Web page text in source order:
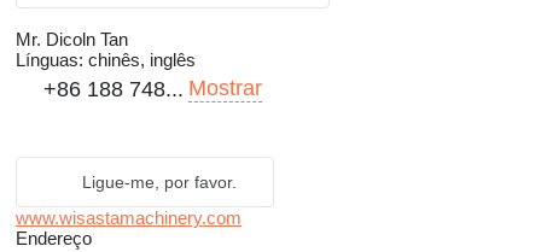
Mr. Dicoln Tan
Línguas: chinês, inglês
+86 188 748... Mostrar
Ligue-me, por favor.
www.wisastamachinery.com
Endereço